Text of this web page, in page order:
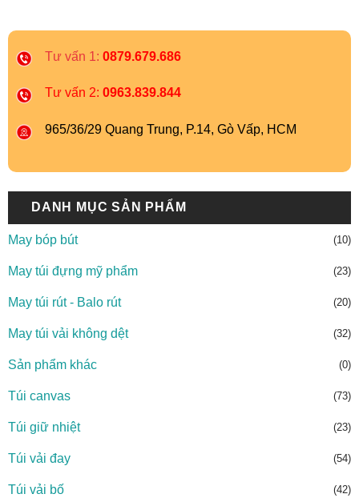
Tư vấn 1: 0879.679.686
Tư vấn 2: 0963.839.844
965/36/29 Quang Trung, P.14, Gò Vấp, HCM
DANH MỤC SẢN PHẨM
May bóp bút (10)
May túi đựng mỹ phẩm (23)
May túi rút - Balo rút (20)
May túi vải không dệt (32)
Sản phẩm khác (0)
Túi canvas (73)
Túi giữ nhiệt (23)
Túi vải đay (54)
Túi vải bố (42)